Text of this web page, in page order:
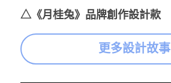
△《月桂兔》品牌創作設計款
更多設計故事